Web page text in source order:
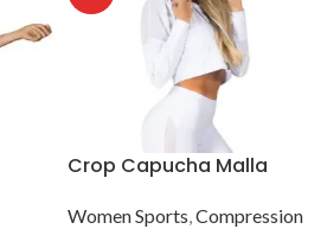
Crop Capucha Malla
Women Sports,Compression